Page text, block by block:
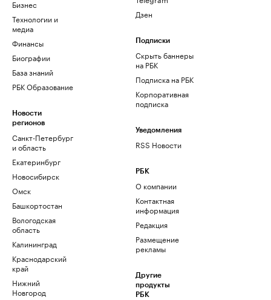
Бизнес
Технологии и
медиа
Финансы
Биографии
База знаний
РБК Образование
Новости
регионов
Санкт-Петербург
и область
Екатеринбург
Новосибирск
Омск
Башкортостан
Вологодская
область
Калининград
Краснодарский
край
Нижний
Новгород
Дзен
Подписки
Скрыть баннеры
на РБК
Подписка на РБК
Корпоративная
подписка
Уведомления
RSS Новости
РБК
О компании
Контактная
информация
Редакция
Размещение
рекламы
Другие
продукты
РБК